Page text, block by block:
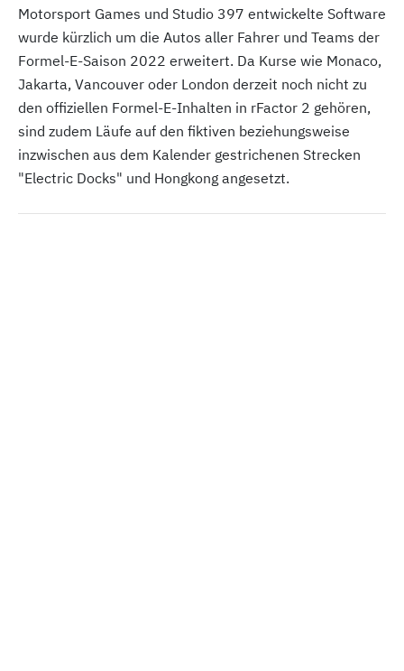
Motorsport Games und Studio 397 entwickelte Software
wurde kürzlich um die Autos aller Fahrer und Teams der
Formel-E-Saison 2022 erweitert. Da Kurse wie Monaco,
Jakarta, Vancouver oder London derzeit noch nicht zu
den offiziellen Formel-E-Inhalten in rFactor 2 gehören,
sind zudem Läufe auf den fiktiven beziehungsweise
inzwischen aus dem Kalender gestrichenen Strecken
"Electric Docks" und Hongkong angesetzt.